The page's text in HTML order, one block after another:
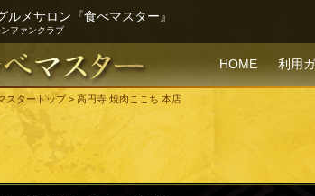
メサロン『食べマスター』
ファンクラブ
HOME 利用
スタートップ> 高円寺 焼肉ここち 本店